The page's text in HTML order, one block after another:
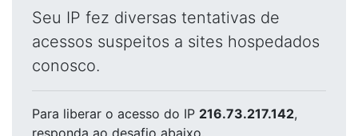
Seu IP fez diversas tentativas de
acessos suspeitos a sites hospedados
conosco.
Para liberar o acesso do IP 216.73.217.142,
responda ao desafio abaixo.